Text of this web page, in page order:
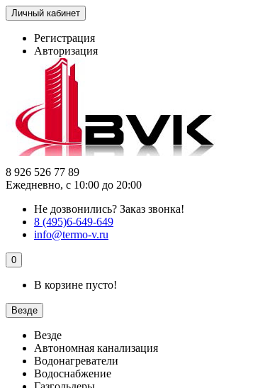
Личный кабинет
Регистрация
Авторизация
8 926 526 77 89
Ежедневно, с 10:00 до 20:00
Не дозвонились? Заказ звонка!
8 (495)6-649-649
info@termo-v.ru
0
В корзине пусто!
Везде
Везде
Автономная канализация
Водонагреватели
Водоснабжение